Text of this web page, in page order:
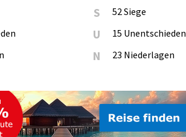
S 52 Siege
U 15 Unentschieden
N 23 Niederlagen